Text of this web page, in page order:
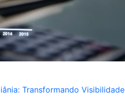
Transformando Visibilidade